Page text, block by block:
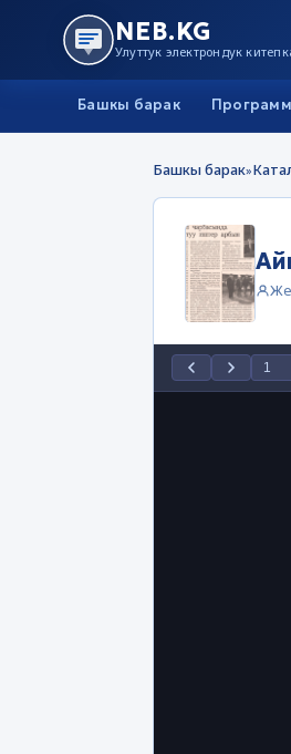
NEB.KG
Улуттук электрондук
Башкы барак
Башкы барак»